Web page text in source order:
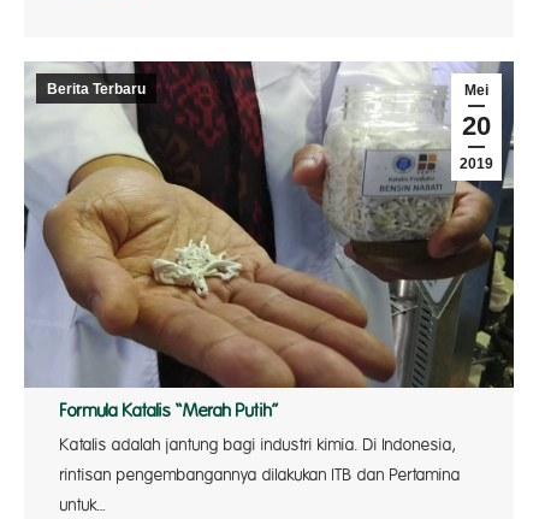
Mei
20
2019
Berita Terbaru
Formula Katalis “Merah Putih”
Katalis adalah jantung bagi industri kimia. Di Indonesia,
rintisan pengembangannya dilakukan ITB dan Pertamina
untuk…